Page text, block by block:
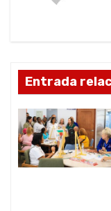
d
e
e
n
Entrada